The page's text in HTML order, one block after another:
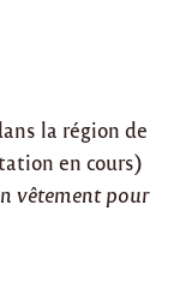
la région de
en cours)
vêtement pour